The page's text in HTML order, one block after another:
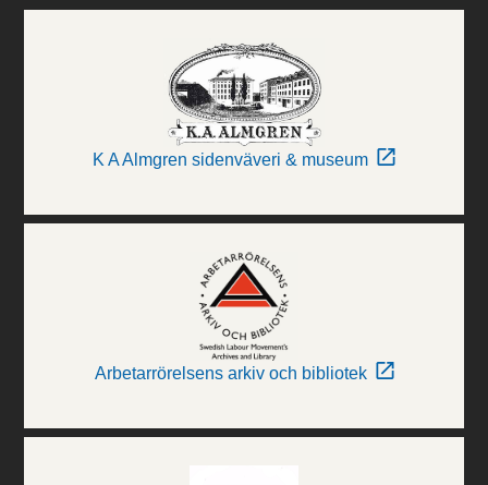
K A Almgren sidenväveri & museum
Arbetarrörelsens arkiv och bibliotek